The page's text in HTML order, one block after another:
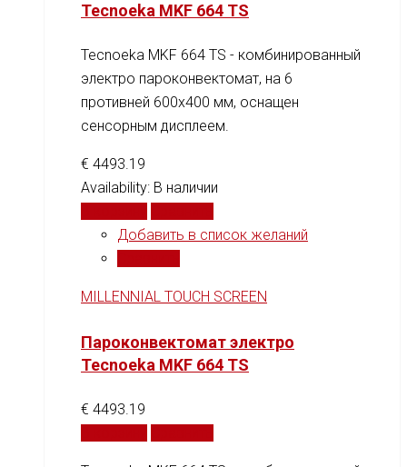
Tecnoeka MKF 664 TS
Tecnoeka MKF 664 TS - комбинированный
электро пароконвектомат, на 6
противней 600x400 мм, оснащен
сенсорным дисплеем.
€ 4493.19
Availability: В наличии
Добавить в список желаний
MILLENNIAL TOUCH SCREEN
Пароконвектомат электро
Tecnoeka MKF 664 TS
€ 4493.19